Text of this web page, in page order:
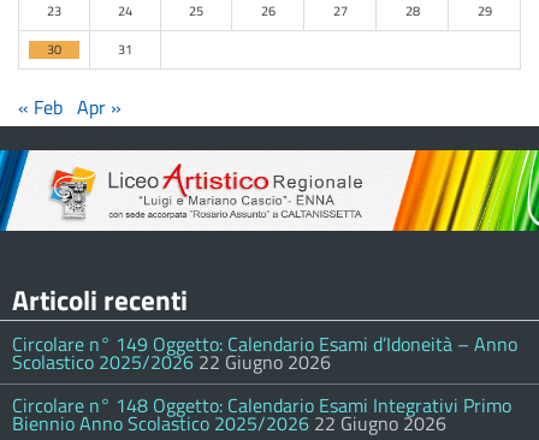
23
24 25 26 27 28
29
30
31
« Feb Apr »
Articoli recenti
Circolare n° 149 Oggetto: Calendario Esami d’Idoneità – Anno
Scolastico 2025/2026 22 Giugno 2026
Circolare n° 148 Oggetto: Calendario Esami Integrativi Primo
Biennio Anno Scolastico 2025/2026 22 Giugno 2026